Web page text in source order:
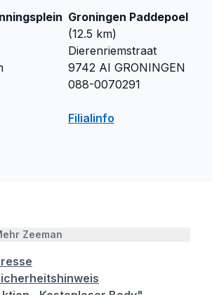
Groningen Paddepoel
(12.5 km)
Dierenriemstraat
9742 AI GRONINGEN
088-0070291
Filialinfo
Zeeman